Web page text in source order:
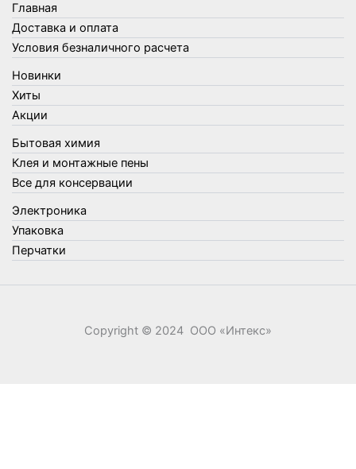
Товары для кухни
Товары для сада и огорода
Товары для туризма и отдыха
Упаковка
Утеплители и прочее
Фонари, лампы и удлинители
Хозяйственные товары
Швабры, стекломои, черенки и насадки
Шнуры, веревки и шпагаты
Электроника
Элементы питания
Главная
Доставка и оплата
Условия безналичного расчета
Новинки
Хиты
Акции
Бытовая химия
Клея и монтажные пены
Все для консервации
Электроника
Упаковка
Перчатки
Copyright © 2024 ООО «‎Интекс»‎